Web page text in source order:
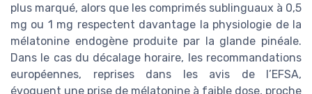
plus marqué, alors que les comprimés sublinguaux à 0,5
mg ou 1 mg respectent davantage la physiologie de la
mélatonine endogène produite par la glande pinéale.
Dans le cas du décalage horaire, les recommandations
européennes, reprises dans les avis de l’EFSA,
évoquent une prise de mélatonine à faible dose, proche